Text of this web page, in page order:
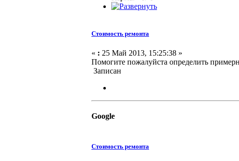
Стоимость ремонта
« : 25 Май 2013, 15:25:38 »
Помогите пожалуйста определить
Записан
Google
Стоимость ремонта